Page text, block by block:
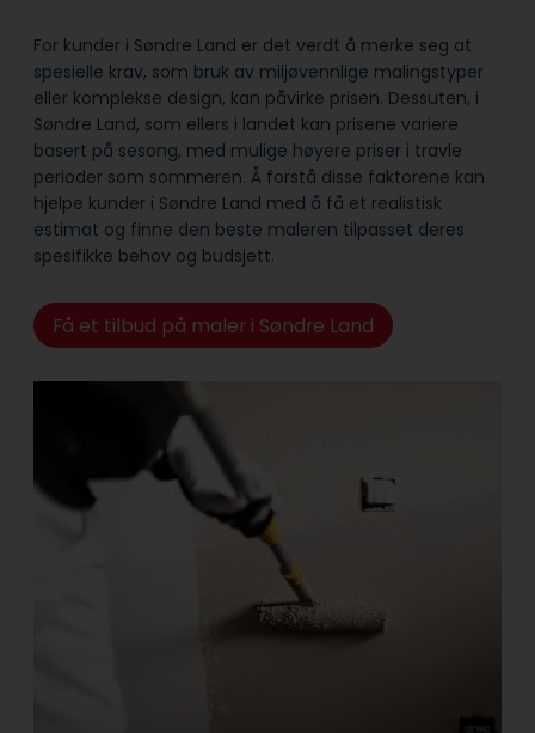
For kunder i Søndre Land er det verdt å merke seg at
spesielle krav, som bruk av miljøvennlige malingstyper
eller komplekse design, kan påvirke prisen. Dessuten, i
Søndre Land, som ellers i landet kan prisene variere
basert på sesong, med mulige høyere priser i travle
perioder som sommeren. Å forstå disse faktorene kan
hjelpe kunder i Søndre Land med å få et realistisk
estimat og finne den beste maleren tilpasset deres
spesifikke behov og budsjett.
Få et tilbud på maler i Søndre Land